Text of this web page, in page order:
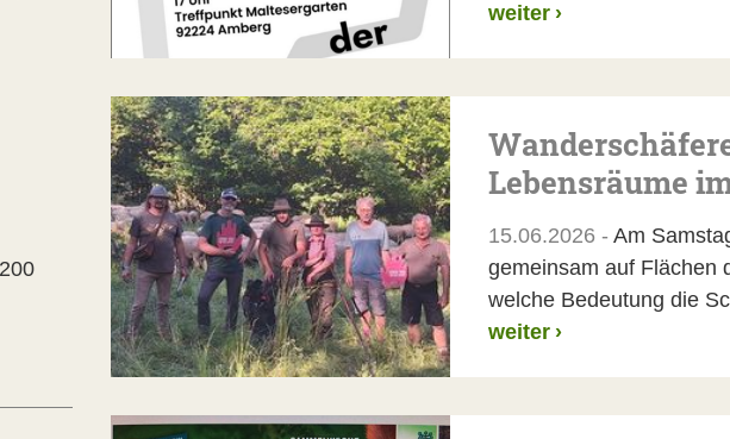
weiter ›
Lebensräume
15.06.2026 - Am
gemeinsam auf Flächen
welche Bedeutung die
weiter ›